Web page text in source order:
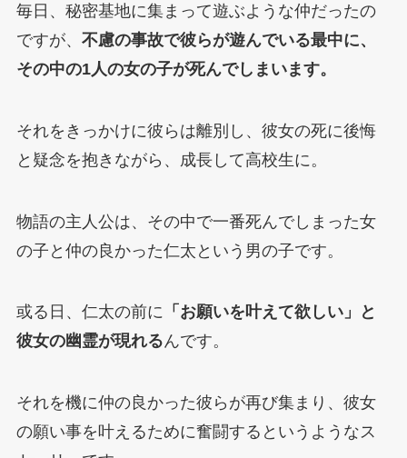
毎日、秘密基地に集まって遊ぶような仲だったの
ですが、 不慮の事故で彼らが遊んでいる最中に、
その中の1人の女の子が死んでしまいます。
それをきっかけに彼らは離別し、彼女の死に後悔
と疑念を抱きながら、成長して高校生に。
物語の主人公は、その中で一番死んでしまった女
の子と仲の良かった仁太という男の子です。
或る日、仁太の前に 「お願いを叶えて欲しい」と
彼女の幽霊が現れるんです。
それを機に仲の良かった彼らが再び集まり、彼女
の願い事を叶えるために奮闘するというようなス